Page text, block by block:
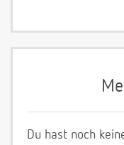
Du hast noch